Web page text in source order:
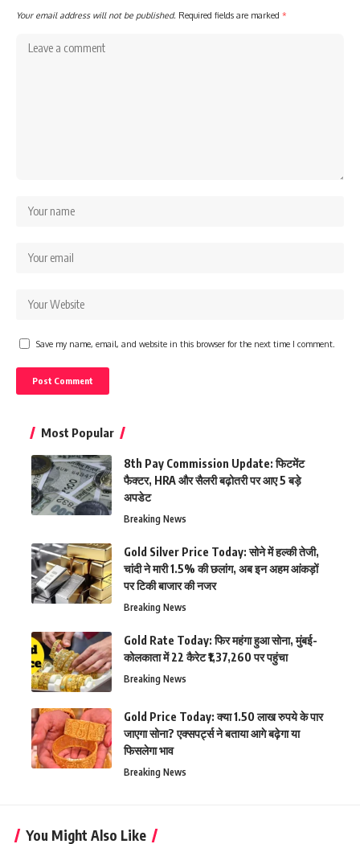
Your email address will not be published. Required fields are marked *
Save my name, email, and website in this browser for the next time I comment.
Most Popular
8th Pay Commission Update: फिटमेंट
फैक्टर, HRA और सैलरी बढ़ोतरी पर आए 5 बड़े
अपडेट
Breaking News
Gold Silver Price Today: सोने में हल्की तेजी,
चांदी ने मारी 1.5% की छलांग, अब इन अहम आंकड़ों
पर टिकी बाजार की नजर
Breaking News
Gold Rate Today: फिर महंगा हुआ सोना, मुंबई-
कोलकाता में 22 कैरेट ₹1,37,260 पर पहुंचा
Breaking News
Gold Price Today: क्या 1.50 लाख रुपये के पार
जाएगा सोना? एक्सपर्ट्स ने बताया आगे बढ़ेगा या
फिसलेगा भाव
Breaking News
You Might Also Like